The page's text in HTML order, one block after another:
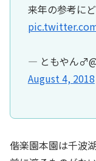
来年の参考に
— ともやん
August 4, 2018
偕楽園本園は千波